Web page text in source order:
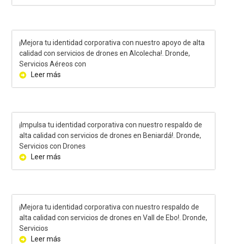
¡Mejora tu identidad corporativa con nuestro apoyo de alta
calidad con servicios de drones en Alcolecha!. Dronde,
Servicios Aéreos con
Leer más
¡Impulsa tu identidad corporativa con nuestro respaldo de
alta calidad con servicios de drones en Beniardá!. Dronde,
Servicios con Drones
Leer más
¡Mejora tu identidad corporativa con nuestro respaldo de
alta calidad con servicios de drones en Vall de Ebo!. Dronde,
Servicios
Leer más